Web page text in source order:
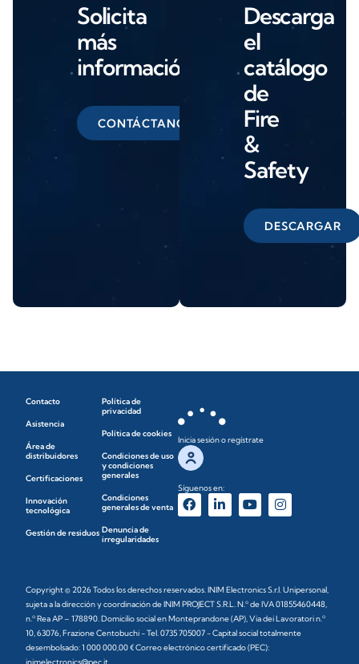
Solicita
más
información
CONTÁCTANOS
Descarga
el
catálogo
de
Fire
&
Safety
DESCARGAR
Contacto
Asistencia
Área de
distribuidores
Certificaciones
Innovación
tecnológica
Gestión de residuos
Política de
privacidad
Política de cookies
Condiciones de uso
y condiciones
generales
Condiciones
generales de venta
Denuncia de
irregularidades
Inicia sesión o regístrate
Síguenos en:
Copyright © 2026 Todos los derechos reservados. INIM Electronics S.r.l. Unipersonal,
sujeta a la dirección y coordinación de INIM PROJECT S.R.L. N.º de IVA 01855460448,
n.º Rea AP – 178890. Domicilio social en Monteprandone (AP), Via dei Lavoratori n.º
10, 63076, Frazione Centobuchi - Tel. 0735 705007 - Capital social totalmente
desembolsado: 1 000 000,00 € Correo electrónico certificado (PEC):